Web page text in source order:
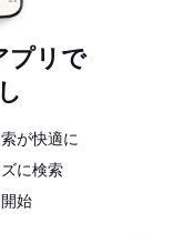
プリで
が快適に
に検索
始